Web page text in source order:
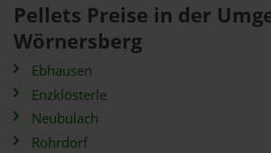
Pellets Preise in der
Wörnersberg
Ebhausen
Enzklösterle
Neubulach
Rohrdorf